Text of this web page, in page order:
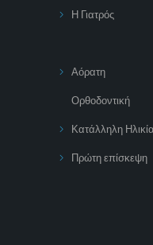
Η Γιατρός
Αόρατη
Ορθοδοντική
Κατάλληλη Ηλικία
Πρώτη επίσκεψη